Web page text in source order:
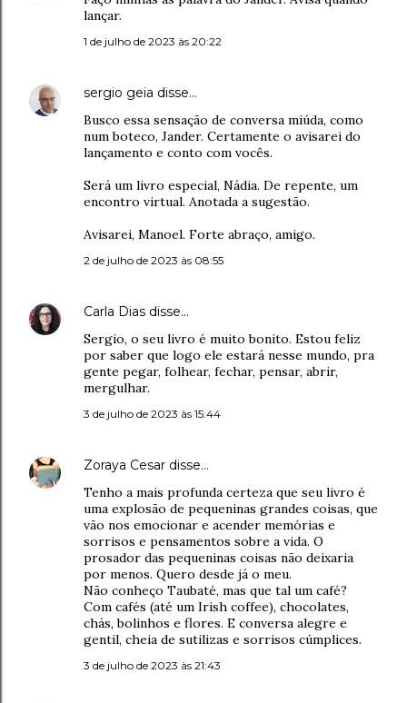
lançar.
1 de julho de 2023 às 20:22
sergio geia disse…
Busco essa sensação de conversa miúda, como
num boteco, Jander. Certamente o avisarei do
lançamento e conto com vocês.
Será um livro especial, Nádia. De repente, um
encontro virtual. Anotada a sugestão.
Avisarei, Manoel. Forte abraço, amigo.
2 de julho de 2023 às 08:55
Carla Dias disse…
Sergio, o seu livro é muito bonito. Estou feliz
por saber que logo ele estará nesse mundo, pra
gente pegar, folhear, fechar, pensar, abrir,
mergulhar.
3 de julho de 2023 às 15:44
Zoraya Cesar disse…
Tenho a mais profunda certeza que seu livro é
uma explosão de pequeninas grandes coisas, que
vão nos emocionar e acender memórias e
sorrisos e pensamentos sobre a vida. O
prosador das pequeninas coisas não deixaria
por menos. Quero desde já o meu.
Não conheço Taubaté, mas que tal um café?
Com cafés (até um Irish coffee), chocolates,
chás, bolinhos e flores. E conversa alegre e
gentil, cheia de sutilizas e sorrisos cúmplices.
3 de julho de 2023 às 21:43